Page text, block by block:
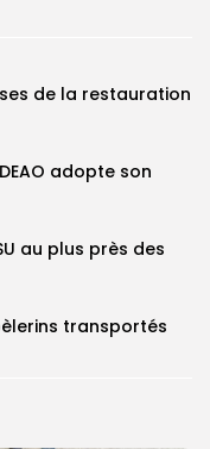
de la restauration
adopte son
au plus près des
transportés